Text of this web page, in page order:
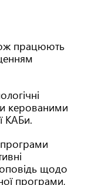
працюють
керованими
КАБи.
щодо
програми,